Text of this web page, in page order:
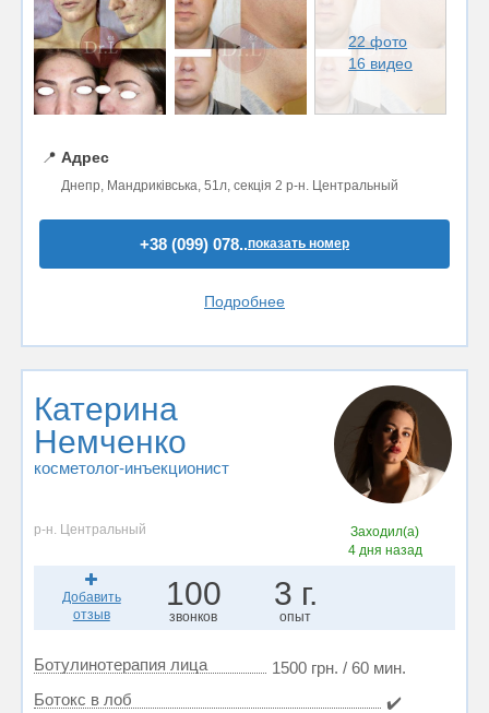
22 фото
16 видео
📍 Адрес
Днепр, Мандриківська, 51л, секція 2 р-н. Центральный
+38 (099) 078..показать номер
Подробнее
Катерина
Немченко
косметолог-инъекционист
р-н. Центральный
Заходил(а)
4 дня назад
Добавить
отзыв
100
звонков
3 г.
опыт
Ботулинотерапия лица
1500 грн. / 60 мин.
Ботокс в лоб
✔️